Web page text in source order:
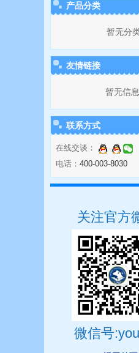
产品分类
暂无分
友情链接
暂无信息.
联系方式
在线交谈：
电话： 400-003-8030
关注官方
微信号